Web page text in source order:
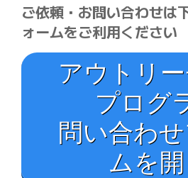
ご依頼・お問い合わせは
ォームをご利用ください
アウトリ
プログ
問い合わ
ムを開